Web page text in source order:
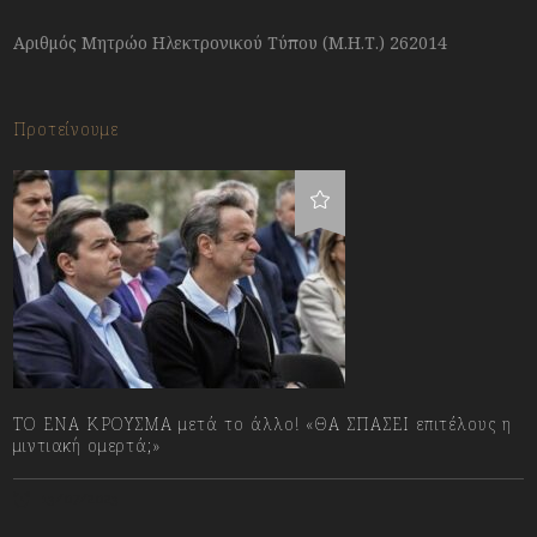
Αριθμός Μητρώο Ηλεκτρονικού Τύπου (Μ.Η.Τ.) 262014
Προτείνουμε
ΤΟ ΕΝΑ ΚΡΟΥΣΜΑ μετά το άλλο! «ΘΑ ΣΠΑΣΕΙ επιτέλους η
μιντιακή ομερτά;»